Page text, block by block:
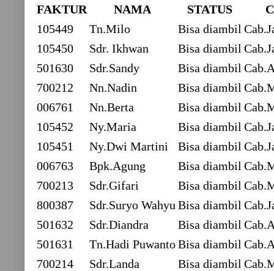
FAKTUR NAMA STATUS
105449
Tn.Milo Bisa diambil
105450
Sdr. Ikhwan Bisa diambil
501630
Sdr.Sandy Bisa diambil
700212
Nn.Nadin Bisa diambil
006761
Nn.Berta Bisa diambil
105452
Ny.Maria Bisa diambil
105451
Ny.Dwi Martini Bisa diambil
006763
Bpk.Agung Bisa diambil
700213
Sdr.Gifari Bisa diambil
800387
Sdr.Suryo Wahyu Bisa diambil
501632
Sdr.Diandra Bisa diambil
501631
Tn.Hadi PuwantoBisa diambil
700214
Sdr.Landa Bisa diambil